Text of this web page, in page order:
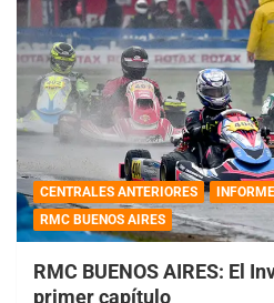
CENTRALES ANTERIORES
RMC BUENOS AIRES
RMC BUENOS AIRES: El
primer capítulo